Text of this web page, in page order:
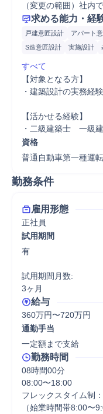
（変更の範囲）社内
求める能力・経
戸建意匠設計 アパート
S造意匠設計
実施設計
すべて
【対象となる方】
・建築設計の実務経
【活かせる経験】
・二級建築士　一級
資格
普通自動車第一種運
勤務条件
雇用形態
正社員
試用期間
有
試用期間月数:
3ヶ月
給与
360万円〜720万円
通勤手当
一定額まで支給
勤務時間
08時間00分
08:00〜18:00
フレックスタイム制
（始業時間帯8:00〜